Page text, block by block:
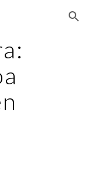
Skip to navigation